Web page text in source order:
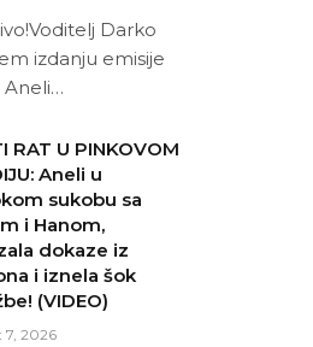
Darko
izdanju emisije
Aneli…
RAT U PINKOVOM
Aneli u
sukobu sa
i Hanom,
dokaze iz
i iznela šok
(VIDEO)
7, 2026